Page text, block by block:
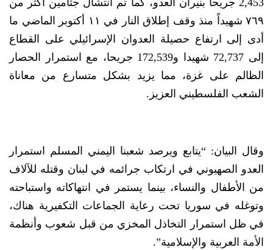
2,453 جريحا بنيران العدو، كما تم انتشال جثامين أكثر من
٧٦٩ شهيداً منذ وقف إطلاق النار في ١١ أكتوبر الماضي ما
أدى إلى ارتفاع حصيلة العدوان الإسرائيلي على القطاع
إلى 72,737 شهيدا و172,539 جريحا، مع استمرار الحصار
الظالم على غزة، مما يزيد بشكل متسارع من معاناة
الشعب الفلسطيني العزيز.
وقال البيان: “يتابع ويرصد شعبنا اليمني المسلم استمرار
العدو الصهيوني في ارتكاب جرائمه في لبنان وقتله للآلاف
من الأطفال والنساء، بينما يستمر في انتهاكاته واستباحته
وتوغله في سوريا تحت رعاية الجماعات التكفيرية هناك،
في ظل استمرار التخاذل المخزي من قبل شعوب وأنظمة
الأمة العربية والإسلامية”.